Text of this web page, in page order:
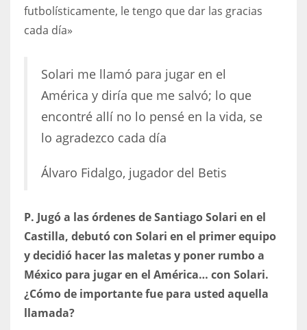
futbolísticamente, le tengo que dar las gracias
cada día»
Solari me llamó para jugar en el
América y diría que me salvó; lo que
encontré allí no lo pensé en la vida, se
lo agradezco cada día
Álvaro Fidalgo, jugador del Betis
P. Jugó a las órdenes de Santiago Solari en el
Castilla, debutó con Solari en el primer equipo
y decidió hacer las maletas y poner rumbo a
México para jugar en el América… con Solari.
¿Cómo de importante fue para usted aquella
llamada?